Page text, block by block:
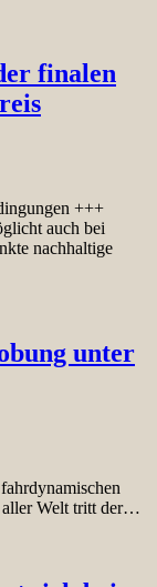
finalen
+++
auch bei
nachhaltige
unter
aller Welt tritt der…